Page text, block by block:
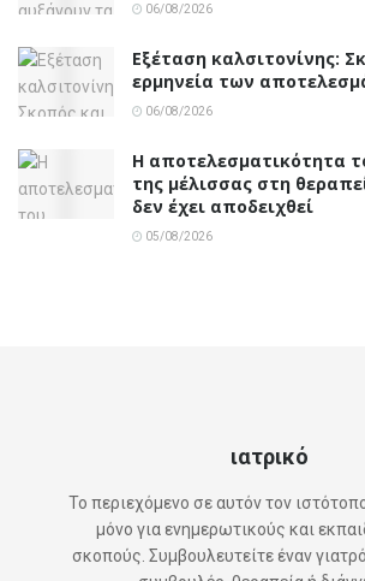
06/08/2026
Εξέταση καλσιτονίνης:
ερμηνεία των
06/08/2026
Η αποτελεσματικότητα
της μέλισσας στη
δεν έχει αποδειχθεί
05/08/2026
ιατρικό
Το περιεχόμενο σε αυτόν τον
μόνο για ενημερωτικούς και
σκοπούς. Συμβουλευτείτε έναν